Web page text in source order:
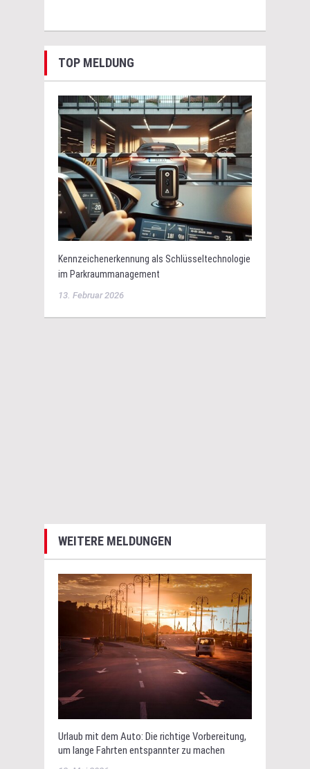
TOP MELDUNG
Kennzeichenerkennung als Schlüsseltechnologie
im Parkraummanagement
13. Februar 2026
WEITERE MELDUNGEN
Urlaub mit dem Auto: Die richtige Vorbereitung,
um lange Fahrten entspannter zu machen